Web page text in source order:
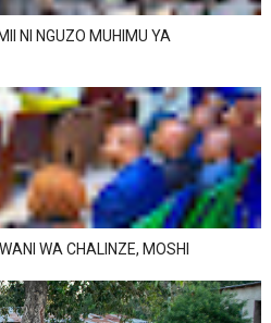
NI NGUZO MUHIMU YA
WA CHALINZE, MOSHI